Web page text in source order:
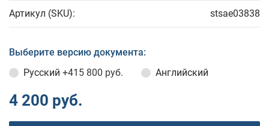
Артикул (SKU): stsae03838
Выберите версию документа:
Русский +415 800 руб. Английский
4 200 руб.